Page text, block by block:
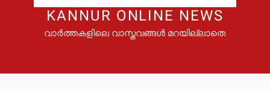
KANNUR ONLINE NEWS
വാർത്തകളിലെ വാസ്തവങ്ങൾ മറയില്ലാതെ